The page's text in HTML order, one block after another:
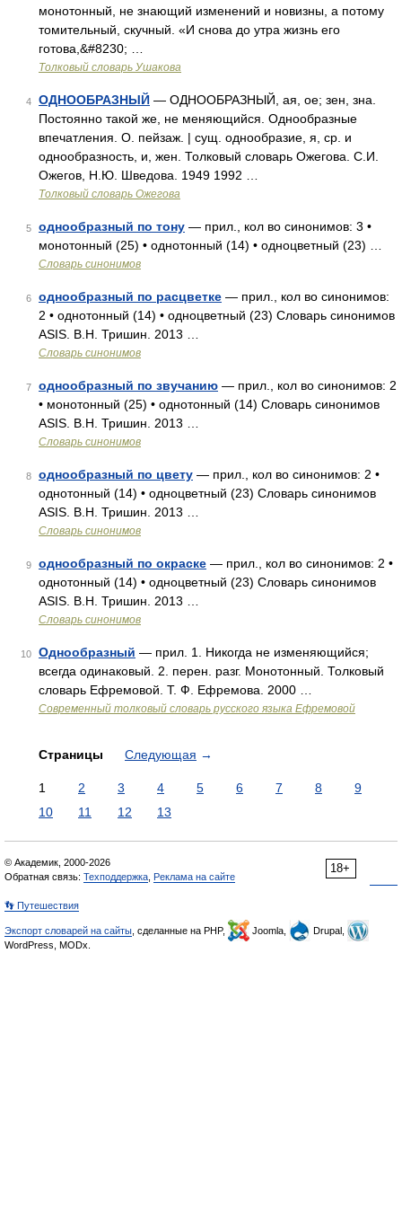
монотонный, не знающий изменений и новизны, а потому
томительный, скучный. «И снова до утра жизнь его
готова,&#8230; …
Толковый словарь Ушакова
4 ОДНООБРАЗНЫЙ — ОДНООБРАЗНЫЙ, ая, ое; зен, зна.
Постоянно такой же, не меняющийся. Однообразные
впечатления. О. пейзаж. | сущ. однообразие, я, ср. и
однообразность, и, жен. Толковый словарь Ожегова. С.И.
Ожегов, Н.Ю. Шведова. 1949 1992 …
Толковый словарь Ожегова
5 однообразный по тону — прил., кол во синонимов: 3 •
монотонный (25) • однотонный (14) • одноцветный (23) …
Словарь синонимов
6 однообразный по расцветке — прил., кол во синонимов:
2 • однотонный (14) • одноцветный (23) Словарь синонимов
ASIS. В.Н. Тришин. 2013 …
Словарь синонимов
7 однообразный по звучанию — прил., кол во синонимов: 2
• монотонный (25) • однотонный (14) Словарь синонимов
ASIS. В.Н. Тришин. 2013 …
Словарь синонимов
8 однообразный по цвету — прил., кол во синонимов: 2 •
однотонный (14) • одноцветный (23) Словарь синонимов
ASIS. В.Н. Тришин. 2013 …
Словарь синонимов
9 однообразный по окраске — прил., кол во синонимов: 2 •
однотонный (14) • одноцветный (23) Словарь синонимов
ASIS. В.Н. Тришин. 2013 …
Словарь синонимов
10 Однообразный — прил. 1. Никогда не изменяющийся;
всегда одинаковый. 2. перен. разг. Монотонный. Толковый
словарь Ефремовой. Т. Ф. Ефремова. 2000 …
Современный толковый словарь русского языка Ефремовой
Страницы Следующая →
1 2 3 4 5 6 7 8
9
10
11 12 13
18+
© Академик, 2000-2026
Обратная связь: Техподдержка Реклама на сайте
👣 Путешествия
Экспорт словарей на сайты , сделанные на PHP, Joomla,
Drupal,
WordPress, MODx.